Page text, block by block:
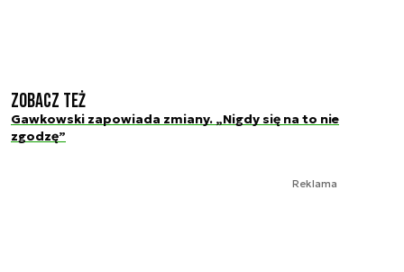
Zobacz też
Gawkowski zapowiada zmiany. „Nigdy się na to nie
zgodzę”
Reklama